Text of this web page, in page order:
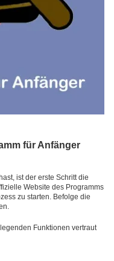
für Anfänger
ist der erste Schritt die
Website des Programms
zu starten. Befolge die
Funktionen vertraut